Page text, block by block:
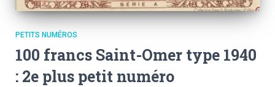
PETITS NUMÉROS
100 francs Saint-Omer type 1940
: 2e plus petit numéro